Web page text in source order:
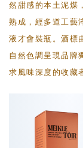
然甜感的本土泥煤
熟成，經多道工
液才會裝瓶。酒標
自然色調呈現品牌
求風味深度的收藏